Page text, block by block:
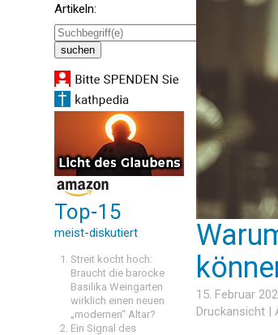
Artikeln:
Top-15
meist-diskutiert
Streit kocht hoch:
Braucht die barocke
Basilika Weingarten
wirklich einen neuen
„modernen“ Altar?
Ein Signal des
15. Februar
Druckansicht |